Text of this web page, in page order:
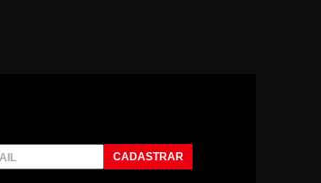
CADASTRAR